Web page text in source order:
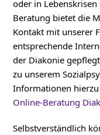
oder in
Beratung bietet die
Kontakt mit unserer
entsprechende
der Diakonie
zu unserem
Informationen
Online-Beratung
Selbstverständlich